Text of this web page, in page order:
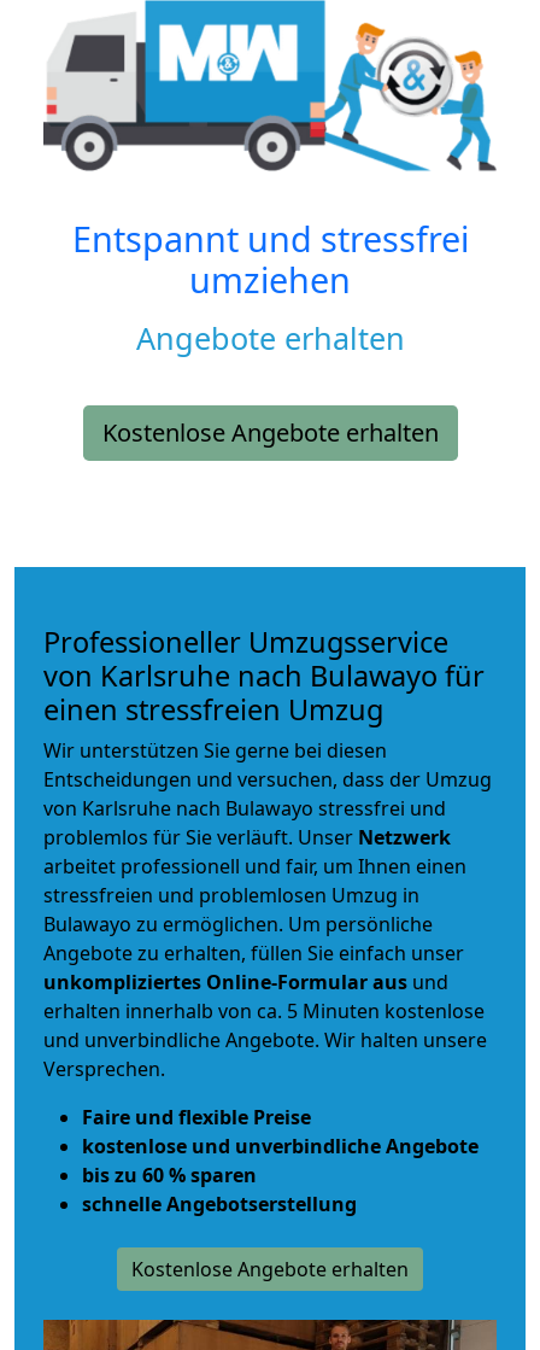
Entspannt und stressfrei
umziehen
Angebote erhalten
Kostenlose Angebote erhalten
Professioneller Umzugsservice
von Karlsruhe nach Bulawayo für
einen stressfreien Umzug
Wir unterstützen Sie gerne bei diesen
Entscheidungen und versuchen, dass der Umzug
von Karlsruhe nach Bulawayo stressfrei und
problemlos für Sie verläuft. Unser Netzwerk
arbeitet professionell und fair, um Ihnen einen
stressfreien und problemlosen Umzug in
Bulawayo zu ermöglichen. Um persönliche
Angebote zu erhalten, füllen Sie einfach unser
unkompliziertes Online-Formular aus und
erhalten innerhalb von ca. 5 Minuten kostenlose
und unverbindliche Angebote. Wir halten unsere
Versprechen.
Faire und flexible Preise
kostenlose und unverbindliche Angebote
bis zu 60 % sparen
schnelle Angebotserstellung
Kostenlose Angebote erhalten